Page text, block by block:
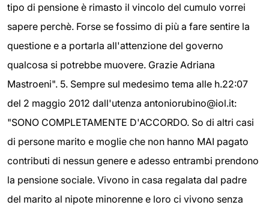
tipo di pensione è rimasto il vincolo del cumulo vorrei
sapere perchè. Forse se fossimo di più a fare sentire la
questione e a portarla all'attenzione del governo
qualcosa si potrebbe muovere. Grazie Adriana
Mastroeni". 5. Sempre sul medesimo tema alle h.22:07
del 2 maggio 2012 dall'utenza antoniorubino@iol.it:
"SONO COMPLETAMENTE D'ACCORDO. So di altri casi
di persone marito e moglie che non hanno MAI pagato
contributi di nessun genere e adesso entrambi prendono
la pensione sociale. Vivono in casa regalata dal padre
del marito al nipote minorenne e loro ci vivono senza